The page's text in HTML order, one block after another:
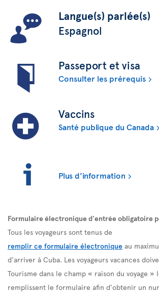
Langue(s) parlée(s)
Espagnol
Passeport et visa
Consulter les prérequis
Vaccins
Santé publique du Canada
Plus d'information
Formulaire électronique d'entrée obligatoire
Tous les voyageurs sont tenus de
remplir ce formulaire électronique au
d'arriver à Cuba. Les voyageurs vacances
Tourisme dans le champ « raison du voyage »
remplissent le formulaire afin d'obtenir un